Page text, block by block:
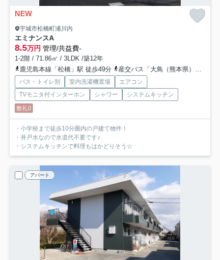
NEW
宇城市松橋町浦川内
エミナンスA
8.5万円 管理/共益費-
1-2階 / 71.86㎡ / 3LDK /築12年
鹿児島本線「松橋」駅 徒歩49分
産交バス「大鳥（熊本県）」バス停下車 徒歩10分
バス・トイレ別 室内洗濯機置場
エアコン
TVモニタ付インターホン
シャワー
システムキッチン
敷礼0
・小学校まで徒歩10分圏内の戸建て物件！
・井戸水なので水道代不要です♪
・システムキッチンで料理もはかどりそう☆
アパート